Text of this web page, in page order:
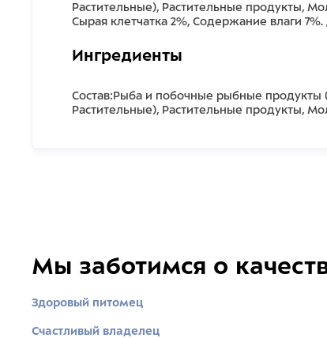
Растительные), Растительные продукты,
Сырая клетчатка 2%, Содержание влаги
Ингредиенты
Состав:Рыба и побочные рыбные
Растительные), Растительные продукты,
Мы заботимся о
Здоровый питомец
Счастливый владелец